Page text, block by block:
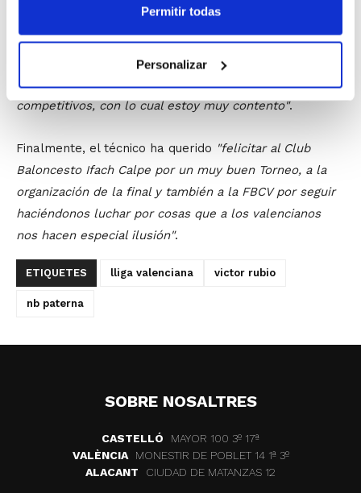
Permitir todas
Personalizar
. Por otra parte, Víctor Rubio también valora la
marcha de la pretemporada, que considera"exitosa
con siete jugadores nuevos más el entrenador. Son
muchas cosas que conjuntar, pero estamos siendo
competitivos, con lo cual estoy muy contento".
Finalmente, el técnico ha querido "felicitar al Club
Baloncesto Ifach Calpe por un muy buen Torneo, a la
organización de la final y también a la FBCV por seguir
haciéndonos luchar por cosas que a los valencianos
nos hacen especial ilusión".
ETIQUETES lliga valenciana victor rubio
nb paterna
SOBRE NOSALTRES
CASTELLÓ
MAYOR 100 3º 17ª
VALÈNCIA
MONESTIR DE POBLET 14 1ª 3º
ALACANT
CIUDAD DE MATANZAS 12